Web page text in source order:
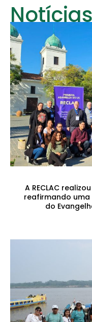
A RECLAC
reafirmando
do